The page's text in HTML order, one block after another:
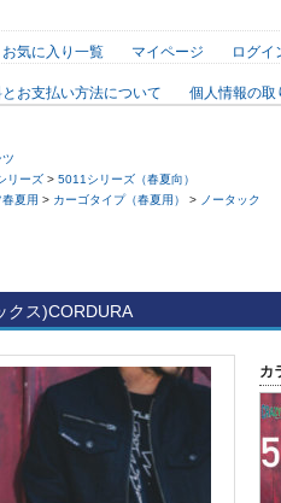
お気に入り一覧 マイページ ログイ
お支払い方法について 個人情報の取
リーズ > 5011シリーズ（春夏向）
夏用 > カーゴタイプ（春夏用） > ノータック
クス)CORDURA
カ